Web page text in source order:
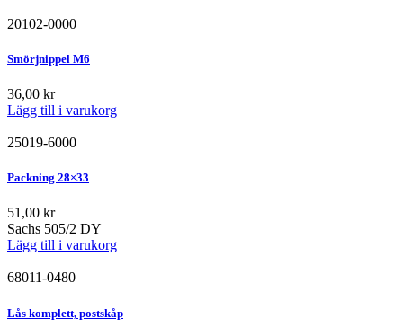
20102-0000
Smörjnippel M6
36,00 kr
Lägg till i varukorg
25019-6000
Packning 28×33
51,00 kr
Sachs 505/2 DY
Lägg till i varukorg
68011-0480
Lås komplett, postskåp